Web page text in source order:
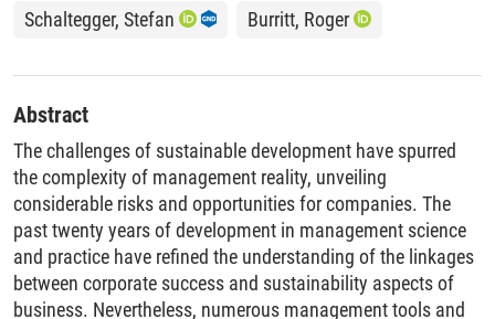
Schaltegger, Stefan Burritt, Roger
Abstract
The challenges of sustainable development have spurred
the complexity of management reality, unveiling
considerable risks and opportunities for companies. The
past twenty years of development in management science
and practice have refined the understanding of the linkages
between corporate success and sustainability aspects of
business. Nevertheless, numerous management tools and